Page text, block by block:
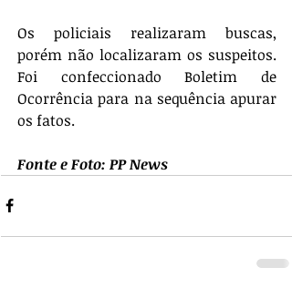
Os policiais realizaram buscas,
porém não localizaram os suspeitos.
Foi confeccionado Boletim de
Ocorrência para na sequência apurar
os fatos.
Fonte e Foto: PP News